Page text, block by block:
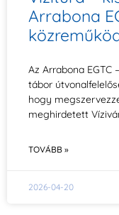
Arrabona
Az Arrabona EGTC
tábor
hogy
meghirdetett
TOVÁBB »
2026-04-20